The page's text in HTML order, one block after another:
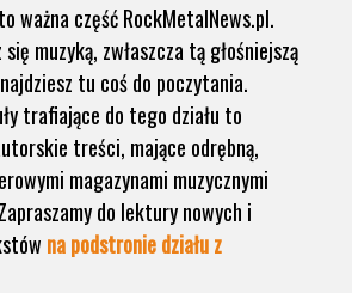
ważna część RockMetalNews.pl.
muzyką, zwłaszcza tą głośniejszą
tu coś do poczytania.
trafiające do tego działu to
treści, mające odrębną,
magazynami muzycznymi
do lektury nowych i
na podstronie działu z